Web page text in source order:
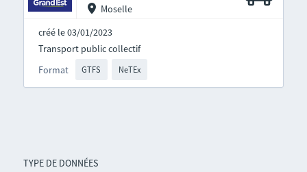
TYPE DE DONNÉES
Moselle
créé le 03/01/2023
Format GTFS NeTEx
Transport public collectif